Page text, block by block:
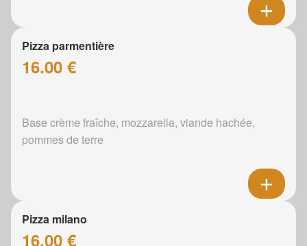
Pizza parmentière
16.00 €
Base crème fraîche, mozzarella, viande hachée,
pommes de terre
Pizza milano
16.00 €